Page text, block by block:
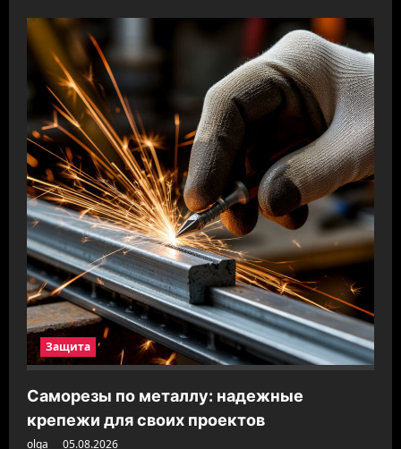
Защита
Саморезы по металлу: надежные
крепежи для своих проектов
olga 05.08.2026